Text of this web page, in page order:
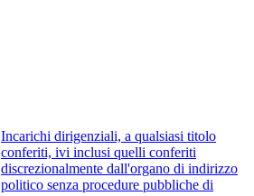
Incarichi dirigenziali, a qualsiasi titolo
conferiti, ivi inclusi quelli conferiti
discrezionalmente dall'organo di indirizzo
politico senza procedure pubbliche di